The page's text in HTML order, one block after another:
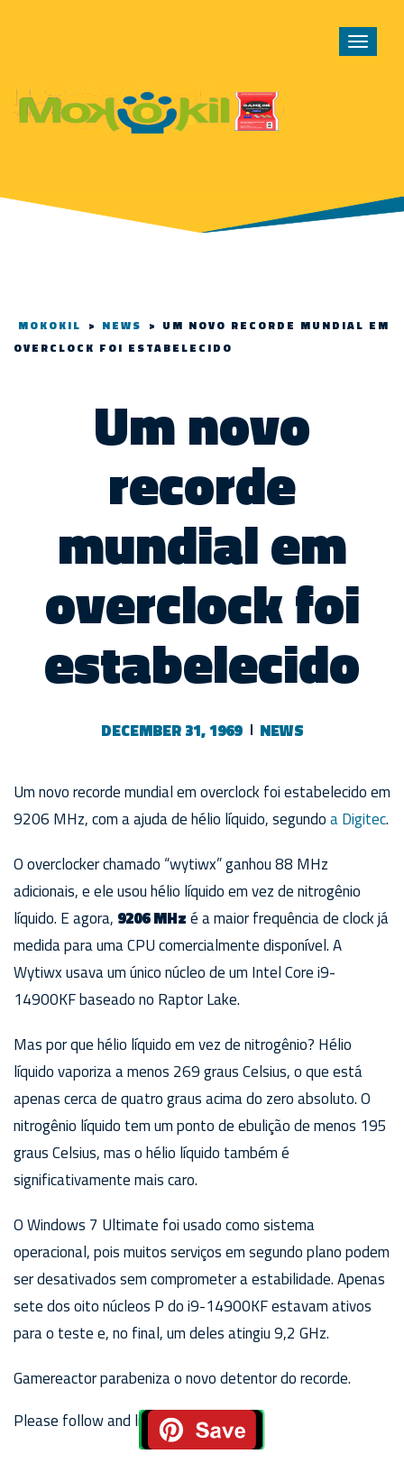
Toggle
MOKOKIL > NEWS > UM NOVO RECORDE MUNDIAL EM
OVERCLOCK FOI ESTABELECIDO
Um novo
recorde
mundial em
overclock foi
estabelecido
DECEMBER 31, 1969 NEWS
Um novo recorde mundial em overclock foi estabelecido em
9206 MHz, com a ajuda de hélio líquido, segundoa Digitec.
O overclocker chamado “wytiwx” ganhou 88 MHz
adicionais, e ele usou hélio líquido em vez de nitrogênio
líquido. E agora, 9206 MHzé a maior frequência de clock já
medida para uma CPU comercialmente disponível. A
Wytiwx usava um único núcleo de um Intel Core i9-
14900KF baseado no Raptor Lake.
Mas por que hélio líquido em vez de nitrogênio? Hélio
líquido vaporiza a menos 269 graus Celsius, o que está
apenas cerca de quatro graus acima do zero absoluto. O
nitrogênio líquido tem um ponto de ebulição de menos 195
graus Celsius, mas o hélio líquido também é
significativamente mais caro.
O Windows 7 Ultimate foi usado como sistema
operacional, pois muitos serviços em segundo plano podem
ser desativados sem comprometer a estabilidade. Apenas
sete dos oito núcleos P do i9-14900KF estavam ativos
para o teste e, no final, um deles atingiu 9,2 GHz.
Gamereactor parabeniza o novo detentor do recorde.
Please follow and like us: